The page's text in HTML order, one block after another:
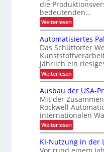
e
t
r
i
e
b
l
i
c
h
e
n
L
a
s
P
r
o
j
e
k
t
i
o
n
t
e
r
h
ä
l
t
l
c
h
ü
r
k
u
r
z
f
r
i
s
t
i
g
e
i
e
r
e
P
r
o
z
e
s
s
r
ü
c
k
m
e
l
d
u
n
g
die
bedeutenden…
Weiterlesen:
S
q
u
e
n
z
l
i
e
f
e
r
u
n
g
d
a
Automatisiertes
Das Schüttorfer
jährlich ein
Weiterlesen:
A
u
t
o
m
a
t
i
i
e
Ausbau der USA-
Mit der
Rockwell
internationalen
Weiterlesen:
A
s
KI-Nutzung in der